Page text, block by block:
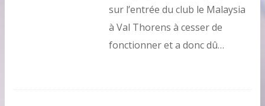
sur l’entrée du club le Malaysia
à Val Thorens à cesser de
fonctionner et a donc dû…